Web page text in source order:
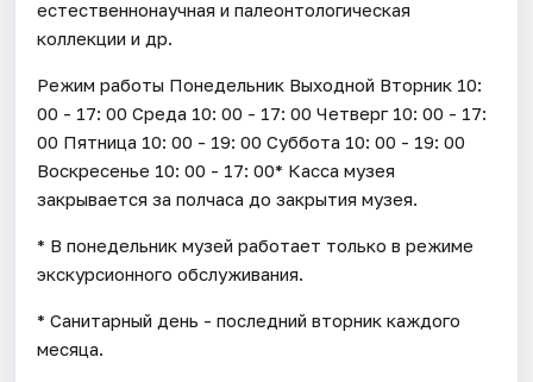
естественнонаучная и палеонтологическая
коллекции и др.
Режим работы Понедельник Выходной Вторник 10:
00 - 17: 00 Среда 10: 00 - 17: 00 Четверг 10: 00 - 17:
00 Пятница 10: 00 - 19: 00 Суббота 10: 00 - 19: 00
Воскресенье 10: 00 - 17: 00* Касса музея
закрывается за полчаса до закрытия музея.
* В понедельник музей работает только в режиме
экскурсионного обслуживания.
* Санитарный день - последний вторник каждого
месяца.